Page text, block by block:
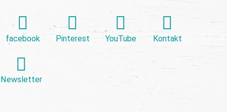
facebook Pinterest YouTube Kontakt
Newsletter